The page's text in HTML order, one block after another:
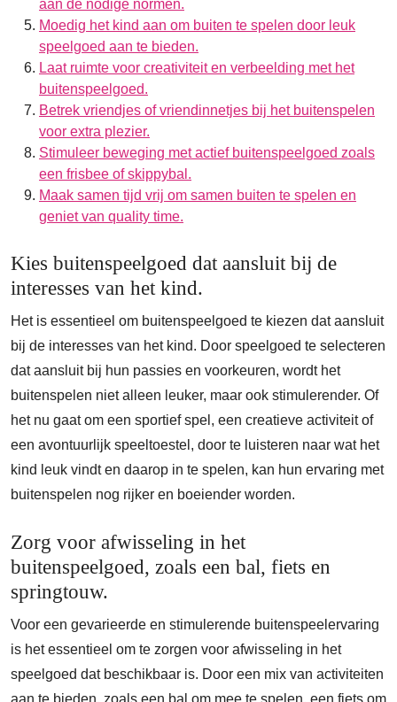
aan de nodige normen.
Moedig het kind aan om buiten te spelen door leuk
speelgoed aan te bieden.
Laat ruimte voor creativiteit en verbeelding met het
buitenspeelgoed.
Betrek vriendjes of vriendinnetjes bij het buitenspelen
voor extra plezier.
Stimuleer beweging met actief buitenspeelgoed zoals
een frisbee of skippybal.
Maak samen tijd vrij om samen buiten te spelen en
geniet van quality time.
Kies buitenspeelgoed dat aansluit bij de
interesses van het kind.
Het is essentieel om buitenspeelgoed te kiezen dat aansluit
bij de interesses van het kind. Door speelgoed te selecteren
dat aansluit bij hun passies en voorkeuren, wordt het
buitenspelen niet alleen leuker, maar ook stimulerender. Of
het nu gaat om een sportief spel, een creatieve activiteit of
een avontuurlijk speeltoestel, door te luisteren naar wat het
kind leuk vindt en daarop in te spelen, kan hun ervaring met
buitenspelen nog rijker en boeiender worden.
Zorg voor afwisseling in het
buitenspeelgoed, zoals een bal, fiets en
springtouw.
Voor een gevarieerde en stimulerende buitenspeelervaring
is het essentieel om te zorgen voor afwisseling in het
speelgoed dat beschikbaar is. Door een mix van activiteiten
aan te bieden, zoals een bal om mee te spelen, een fiets om